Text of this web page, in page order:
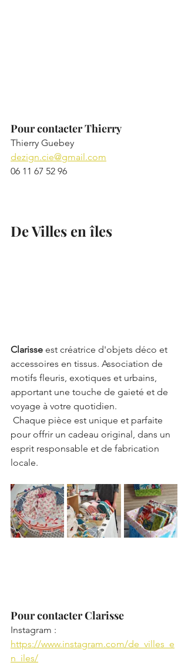
Pour contacter Thierry
Thierry Guebey
dezign.cie@gmail.com
06 11 67 52 96
De Villes en îles
Clarisse est créatrice d'objets déco et
accessoires en tissus. Association de
motifs fleuris, exotiques et urbains,
apportant une touche de gaieté et de
voyage à votre quotidien.
Chaque pièce est unique et parfaite
pour offrir un cadeau original, dans un
esprit responsable et de fabrication
locale.
Pour contacter Clarisse
Instagram :
https://www.instagram.com/de_villes_e
n_iles/